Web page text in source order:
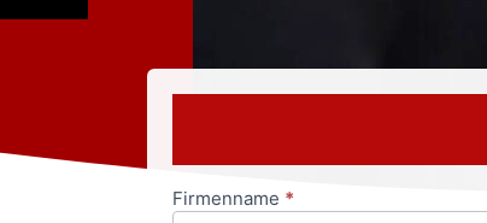
Anfrageformular
Firmenname *